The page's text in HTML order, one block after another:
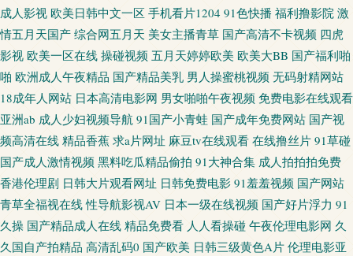
尤物 香蕉网址 黑丝袜被捅内射 九九热这里 五月香蕉网 91手机小视频 大香蕉
A片 日本综合色网 岛国成人网 日韩awww新片 国产精品爰搞 欧美熟女交 91
视频免费试看 豆花日韩精品 久草婷婷 日本三级官方网 亚洲系列午夜福利
wwww无码 日韩无码狼友 东京热无码专区 日韩av免费网址 亚洲性色图 岛国
电影网 久久偷拍视频导航 日本丰满少妇 亚洲另类激动视频 久艹视屏 一区二
区视屏 俺去也激情四射 欧美免费一线 午夜成人福利导航 91社抖音在线 黑人
成人影视 欧美日韩中文一区 手机看片1204 91色快播 福利撸影院 激
情五月天国产 综合网五月天 美女主播青草 国产高清不卡视频 四虎
影视 欧美一区在线 操碰视频 五月天婷婷欧美 欧美大BB 国产福利啪
啪 欧洲成人午夜精品 国产精品美乳 男人操蜜桃视频 无码射精网站
18成年人网站 日本高清电影网 男女啪啪午夜视频 免费电影在线观看
亚洲ab 成人少妇视频导航 91国产小青蛙 国产成年免费网站 国产视
频高清在线 精品香蕉 求a片网址 麻豆tv在线观看 在线撸丝片 91草碰
国产成人激情视频 黑料吃瓜精品偷拍 91大神合集 成人拍拍拍免费
香港伦理剧 日韩大片观看网址 日韩免费电影 91羞羞视频 国产网站
青草全福视在线 性导航影视AV 日本一级在线视频 国产好片浮力 91
久操 国产精品成人在线 精品免费看 人人看操碰 午夜伦理电影网 久
久国自产拍精品 高清乱码0 国产欧美 日韩三级黄色A片 伦理电影亚